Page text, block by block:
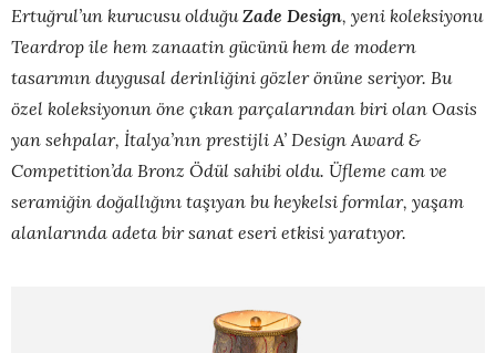
Ertuğrul’un kurucusu olduğuZade Design, yeni koleksiyonu
Teardrop ile hem zanaatin gücünü hem de modern
tasarımın duygusal derinliğini gözler önüne seriyor. Bu
özel koleksiyonun öne çıkan parçalarından biri olan Oasis
yan sehpalar, İtalya’nın prestijli A’ Design Award &
Competition’da Bronz Ödül sahibi oldu. Üfleme cam ve
seramiğin doğallığını taşıyan bu heykelsi formlar, yaşam
alanlarında adeta bir sanat eseri etkisi yaratıyor.